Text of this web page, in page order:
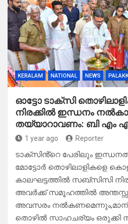
KERALAM NATIONAL NEWS
ഓട്ടോ ടാക്സി
നിരക്കിൽ ഇന്ധനം
തയ്യാറാവണം: ബി എം
1 year ago Reporter
ടാക്സിൻ്റെ പേരിലും
മോട്ടോർ തൊഴിലാളികളെ
കാലഘട്ടത്തിൽ സബ്സിസി
അവർക്ക് സമൂഹത്തിൽ
അവസരം
തൊഴിൽ സാഹചര്യം ഒരുക്കി